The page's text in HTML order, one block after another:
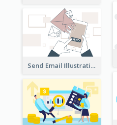
Send Email Illustration